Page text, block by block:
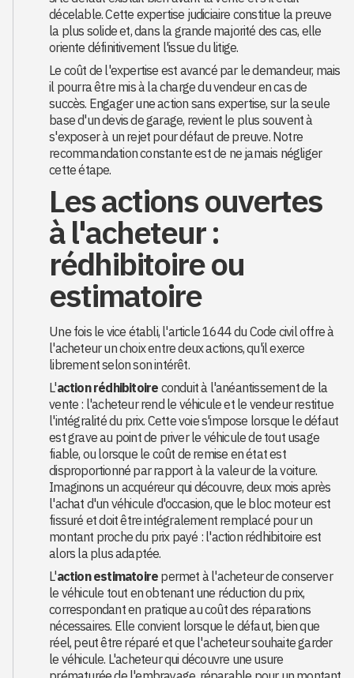
décelable. Cette expertise judiciaire constitue la preuve
la plus solide et, dans la grande majorité des cas, elle
oriente définitivement l'issue du litige.
Le coût de l'expertise est avancé par le demandeur, mais
il pourra être mis à la charge du vendeur en cas de
succès. Engager une action sans expertise, sur la seule
base d'un devis de garage, revient le plus souvent à
s'exposer à un rejet pour défaut de preuve. Notre
recommandation constante est de ne jamais négliger
cette étape.
Les actions ouvertes
à l'acheteur :
rédhibitoire ou
estimatoire
Une fois le vice établi, l'article 1644 du Code civil offre à
l'acheteur un choix entre deux actions, qu'il exerce
librement selon son intérêt.
L'action rédhibitoire conduit à l'anéantissement de la
vente : l'acheteur rend le véhicule et le vendeur restitue
l'intégralité du prix. Cette voie s'impose lorsque le défaut
est grave au point de priver le véhicule de tout usage
fiable, ou lorsque le coût de remise en état est
disproportionné par rapport à la valeur de la voiture.
Imaginons un acquéreur qui découvre, deux mois après
l'achat d'un véhicule d'occasion, que le bloc moteur est
fissuré et doit être intégralement remplacé pour un
montant proche du prix payé : l'action rédhibitoire est
alors la plus adaptée.
L'action estimatoire permet à l'acheteur de conserver
le véhicule tout en obtenant une réduction du prix,
correspondant en pratique au coût des réparations
nécessaires. Elle convient lorsque le défaut, bien que
réel, peut être réparé et que l'acheteur souhaite garder
le véhicule. L'acheteur qui découvre une usure